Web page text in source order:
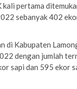
kali pertama
sebanyak 402
di Kabupaten
dengan jumlah
sapi dan 595 ekor